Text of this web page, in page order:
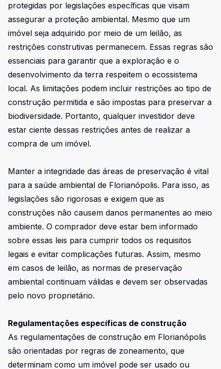
protegidas por legislações específicas que visam
assegurar a proteção ambiental. Mesmo que um
imóvel seja adquirido por meio de um leilão, as
restrições construtivas permanecem. Essas regras são
essenciais para garantir que a exploração e o
desenvolvimento da terra respeitem o ecossistema
local. As limitações podem incluir restrições ao tipo de
construção permitida e são impostas para preservar a
biodiversidade. Portanto, qualquer investidor deve
estar ciente dessas restrições antes de realizar a
compra de um imóvel.
Manter a integridade das áreas de preservação é vital
para a saúde ambiental de Florianópolis. Para isso, as
legislações são rigorosas e exigem que as
construções não causem danos permanentes ao meio
ambiente. O comprador deve estar bem informado
sobre essas leis para cumprir todos os requisitos
legais e evitar complicações futuras. Assim, mesmo
em casos de leilão, as normas de preservação
ambiental continuam válidas e devem ser observadas
pelo novo proprietário.
Regulamentações específicas de construção
As regulamentações de construção em Florianópolis
são orientadas por regras de zoneamento, que
determinam como um imóvel pode ser usado ou